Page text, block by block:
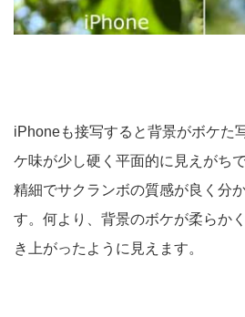
iPhoneも接写すると背景がボケた
ケ味が少し硬く平面的に見えがち
精細でサクランボの質感が良く分
す。何より、背景のボケが柔らか
き上がったように見えます。